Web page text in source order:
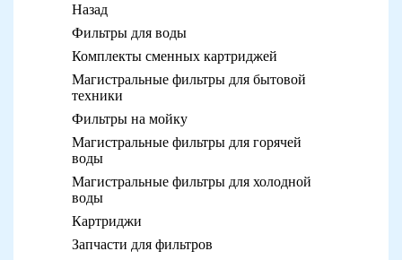
Назад
Фильтры для воды
Комплекты сменных картриджей
Магистральные фильтры для бытовой
техники
Фильтры на мойку
Магистральные фильтры для горячей
воды
Магистральные фильтры для холодной
воды
Картриджи
Запчасти для фильтров